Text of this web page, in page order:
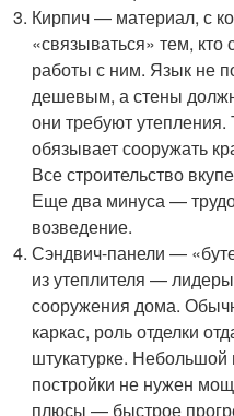
Кирпич — материал, с
«связываться» тем,
работы с ним. Язык не
дешевым, а стены
они требуют
обязывает сооружать
Все строительство
Еще два минуса —
возведение.
Сэндвич-панели —
из утеплителя —
сооружения дома.
каркас, роль отделки
штукатурке.
постройки не нужен
плюсы — быстрое